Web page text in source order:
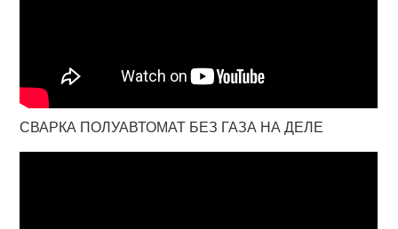
СВАРКА ПОЛУАВТОМАТ БЕЗ ГАЗА НА ДЕЛЕ